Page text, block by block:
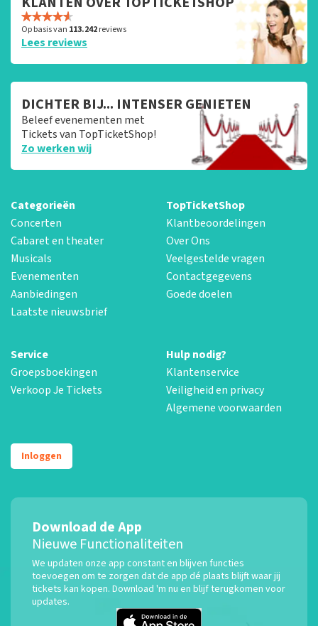
Op basis van 113.242reviews
Lees reviews
DICHTER BIJ... INTENSER GENIETEN
Beleef evenementen met
Tickets van TopTicketShop!
Zo werken wij
Categorieën
Concerten
Cabaret en theater
Musicals
Evenementen
Aanbiedingen
Laatste nieuwsbrief
TopTicketShop
Klantbeoordelingen
Over Ons
Veelgestelde vragen
Contactgegevens
Goede doelen
Service
Groepsboekingen
Verkoop Je Tickets
Hulp nodig?
Klantenservice
Veiligheid en privacy
Algemene voorwaarden
Inloggen
Download de App
Nieuwe Functionaliteiten
We updaten onze app constant en blijven functies
toevoegen om te zorgen dat de app dé plaats blijft waar jij
tickets kan kopen. Download 'm nu en blijf terugkomen voor
updates.